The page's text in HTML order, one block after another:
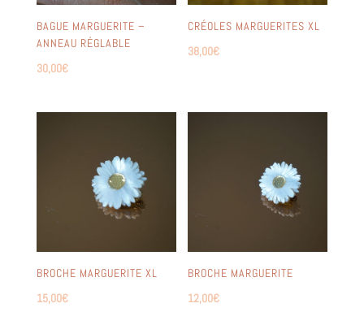
BAGUE MARGUERITE –
ANNEAU RÉGLABLE
30,00€
CRÉOLES MARGUERITES XL
38,00€
BROCHE MARGUERITE XL
15,00€
BROCHE MARGUERITE
12,00€